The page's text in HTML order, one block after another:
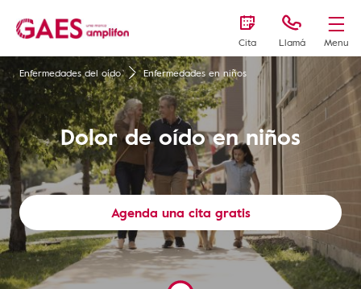
Cita Llamá Menu
Enfermedades del oído Enfermedades en niños
Dolor de oído en niños
Agenda una cita gratis